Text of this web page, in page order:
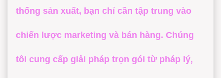
thống sản xuất, bạn chỉ cần tập trung vào
chiến lược marketing và bán hàng. Chúng
tôi cung cấp giải pháp trọn gói từ pháp lý,